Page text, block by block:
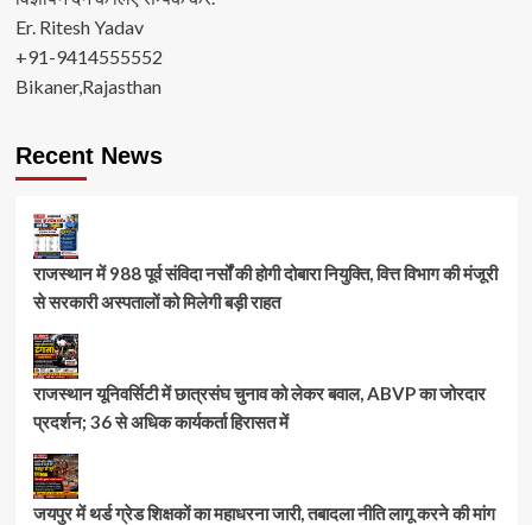
Er. Ritesh Yadav
+91-9414555552
Bikaner,Rajasthan
Recent News
राजस्थान में 988 पूर्व संविदा नर्सों की होगी दोबारा नियुक्ति, वित्त विभाग की मंजूरी
से सरकारी अस्पतालों को मिलेगी बड़ी राहत
राजस्थान यूनिवर्सिटी में छात्रसंघ चुनाव को लेकर बवाल, ABVP का जोरदार
प्रदर्शन; 36 से अधिक कार्यकर्ता हिरासत में
जयपुर में थर्ड ग्रेड शिक्षकों का महाधरना जारी, तबादला नीति लागू करने की मांग